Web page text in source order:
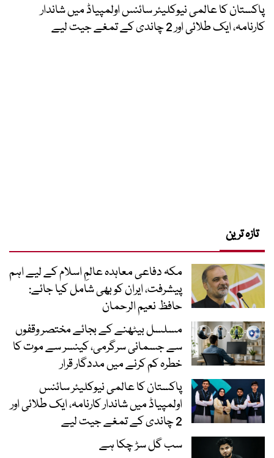
پاکستان کا عالمی نیوکلیئر سائنس اولمپیاڈ میں شاندار
کارنامہ، ایک طلائی اور 2 چاندی کے تمغے جیت لیے
تازہ ترین
مکہ دفاعی معاہدہ عالمِ اسلام کے لیے اہم
پیشرفت، ایران کو بھی شامل کیا جائے:
حافظ نعیم الرحمان
مسلسل بیٹھنے کے بجائے مختصر وقفوں
سے جسمانی سرگرمی، کینسر سے موت کا
خطرہ کم کرنے میں مددگار قرار
پاکستان کا عالمی نیوکلیئر سائنس
اولمپیاڈ میں شاندار کارنامہ، ایک طلائی اور
2 چاندی کے تمغے جیت لیے
سب گل سڑ چکا ہے